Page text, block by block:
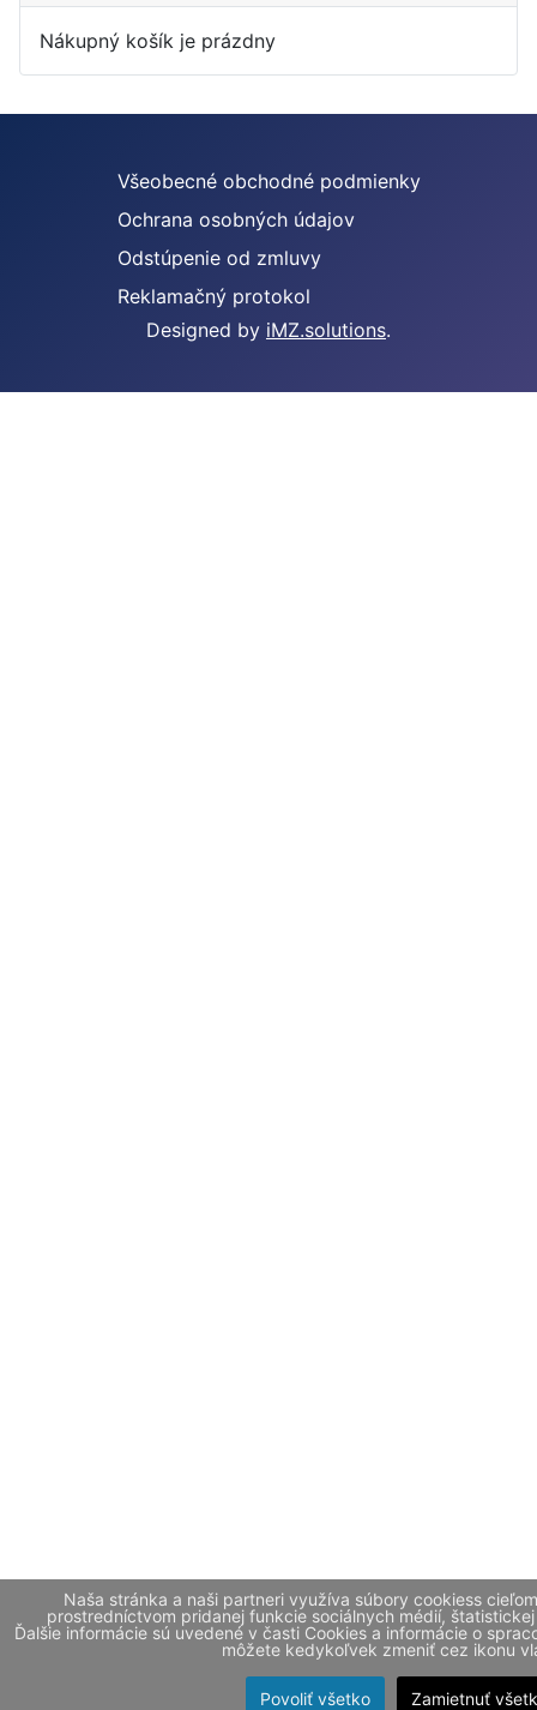
Nákupný košík je prázdny
Všeobecné obchodné podmienky
Ochrana osobných údajov
Odstúpenie od zmluvy
Reklamačný protokol
Designed by iMZ.solutions.
Naša stránka a naši partneri využíva súbory cookiess
prostredníctvom pridanej funkcie sociálnych médií,
Ďalšie informácie sú uvedené v časti Cookies a informácie o
môžete kedykoľvek zmeniť cez ikonu
Povoliť všetko Zamietnuť